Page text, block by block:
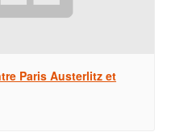
Paris Austerlitz et